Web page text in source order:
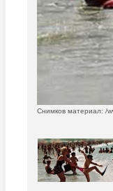
Снимков материал: /